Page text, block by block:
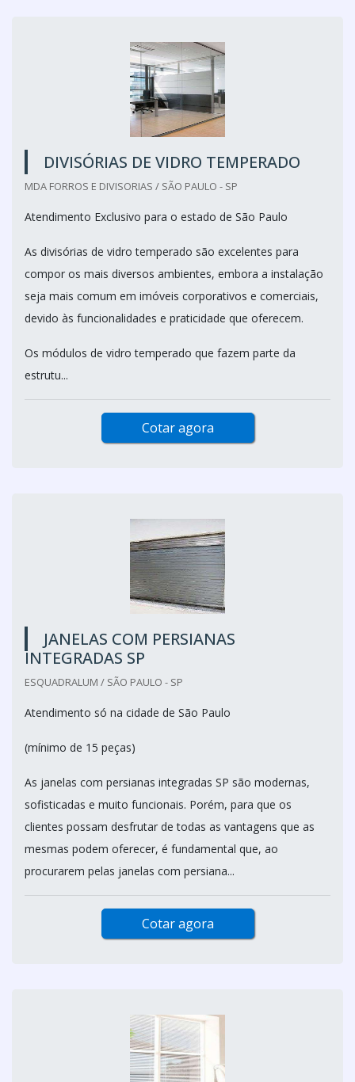
DIVISÓRIAS DE VIDRO TEMPERADO
MDA FORROS E DIVISORIAS / SÃO PAULO - SP
Atendimento Exclusivo para o estado de São Paulo
As divisórias de vidro temperado são excelentes para
compor os mais diversos ambientes, embora a instalação
seja mais comum em imóveis corporativos e comerciais,
devido às funcionalidades e praticidade que oferecem.
Os módulos de vidro temperado que fazem parte da
estrutu...
Cotar agora
JANELAS COM PERSIANAS
INTEGRADAS SP
ESQUADRALUM / SÃO PAULO - SP
Atendimento só na cidade de São Paulo
(mínimo de 15 peças)
As janelas com persianas integradas SP são modernas,
sofisticadas e muito funcionais. Porém, para que os
clientes possam desfrutar de todas as vantagens que as
mesmas podem oferecer, é fundamental que, ao
procurarem pelas janelas com persiana...
Cotar agora